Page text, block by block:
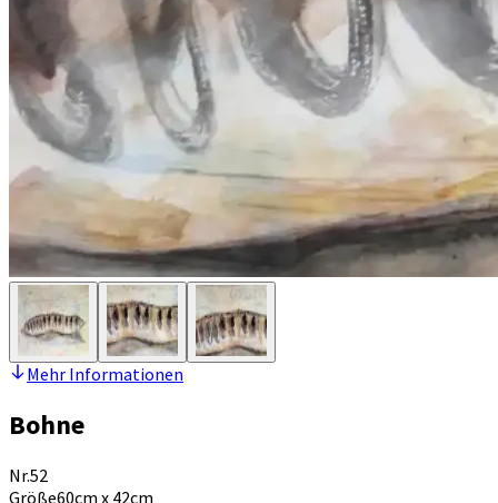
Mehr Informationen
Bohne
Nr.52
Größe60cm x 42cm